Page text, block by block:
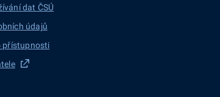
dat ČSÚ
údajů
přístupnosti